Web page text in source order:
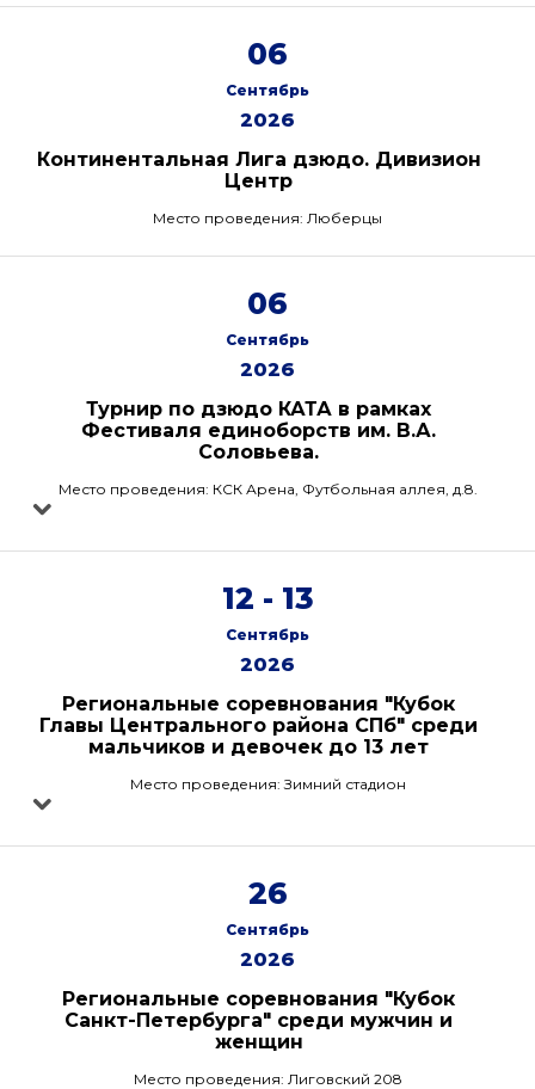
06
Сентябрь
2026
Континентальная Лига дзюдо. Дивизион
Центр
Место проведения: Люберцы
06
Сентябрь
2026
Турнир по дзюдо КАТА в рамках
Фестиваля единоборств им. В.А.
Соловьева.
Место проведения: КСК Арена, Футбольная аллея, д.8.
12 - 13
Сентябрь
2026
Региональные соревнования "Кубок
Главы Центрального района СПб" среди
мальчиков и девочек до 13 лет
Место проведения: Зимний стадион
26
Сентябрь
2026
Региональные соревнования "Кубок
Санкт-Петербурга" среди мужчин и
женщин
Место проведения: Лиговский 208